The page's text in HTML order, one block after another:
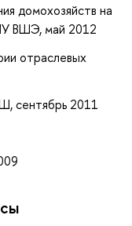
домохозяйств на
ВШЭ, май 2012
отраслевых
сентябрь 2011